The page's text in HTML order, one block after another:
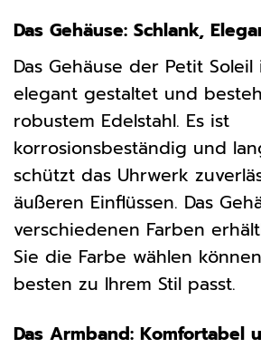
Das Gehäuse: Schlank,
Das Gehäuse der Petit
elegant gestaltet und
robustem Edelstahl. Es ist
korrosionsbeständig und
schützt das Uhrwerk
äußeren Einflüssen. Das
verschiedenen Farben
Sie die Farbe wählen
besten zu Ihrem Stil passt.
Das Armband: Komfortabel